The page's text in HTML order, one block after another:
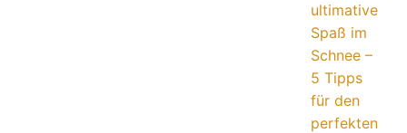
ultimative
Spaß im
Schnee –
5 Tipps
für den
perfekten